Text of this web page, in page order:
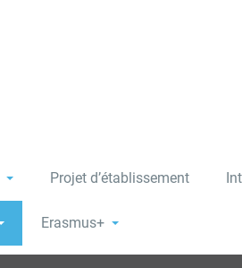
Projet d’établissement
Erasmus+